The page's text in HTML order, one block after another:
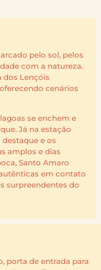
pelo sol, pelos
com a natureza.
dos Lençóis
cenários
se enchem e
Já na estação
e os
amplos e dias
Santo Amaro
em contato
surpreendentes do
porta de entrada para